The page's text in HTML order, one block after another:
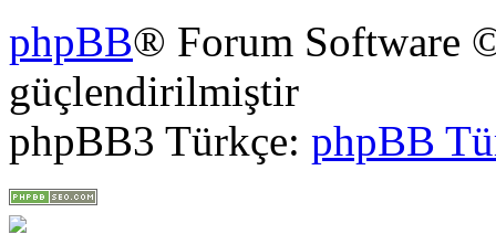
phpBB® Forum Software
güçlendirilmiştir
phpBB3 Türkçe: phpBB